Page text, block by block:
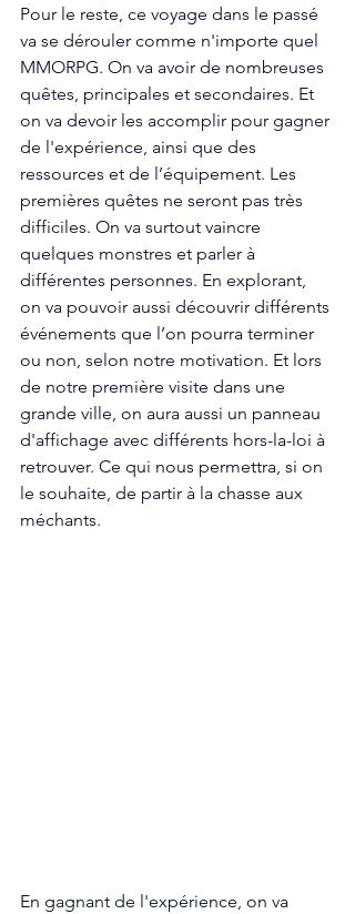
Pour le reste, ce voyage dans le passé
va se dérouler comme n'importe quel
MMORPG. On va avoir de nombreuses
quêtes, principales et secondaires. Et
on va devoir les accomplir pour gagner
de l'expérience, ainsi que des
ressources et de l’équipement. Les
premières quêtes ne seront pas très
difficiles. On va surtout vaincre
quelques monstres et parler à
différentes personnes. En explorant,
on va pouvoir aussi découvrir différents
événements que l’on pourra terminer
ou non, selon notre motivation. Et lors
de notre première visite dans une
grande ville, on aura aussi un panneau
d'affichage avec différents hors-la-loi à
retrouver. Ce qui nous permettra, si on
le souhaite, de partir à la chasse aux
méchants.
En gagnant de l'expérience, on va